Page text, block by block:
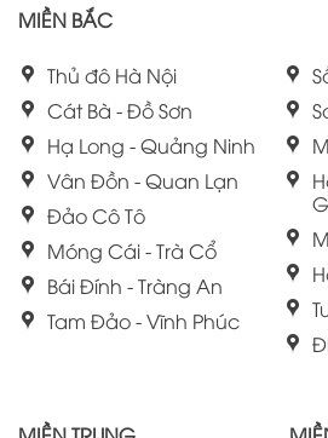
MIỀN BẮC
Thủ đô Hà Nội
Cát Bà - Đồ Sơn
Hạ Long - Quảng Ninh
Vân Đồn - Quan Lạn
Đảo Cô Tô
Móng Cái - Trà Cổ
Bái Đính - Tràng An
Tam Đảo - Vĩnh Phúc